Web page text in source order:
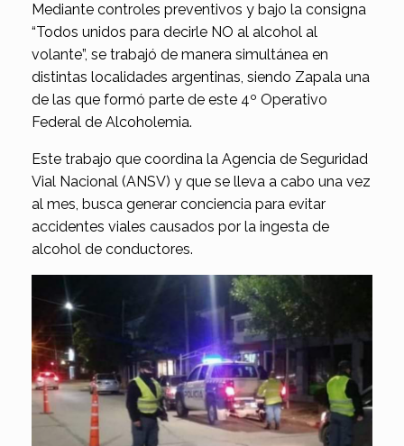
Mediante controles preventivos y bajo la consigna
“Todos unidos para decirle NO al alcohol al
volante”, se trabajó de manera simultánea en
distintas localidades argentinas, siendo Zapala una
de las que formó parte de este 4º Operativo
Federal de Alcoholemia.
Este trabajo que coordina la Agencia de Seguridad
Vial Nacional (ANSV) y que se lleva a cabo una vez
al mes, busca generar conciencia para evitar
accidentes viales causados por la ingesta de
alcohol de conductores.